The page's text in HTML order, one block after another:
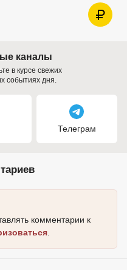
каналы
в курсе свежих
событиях дня.
Телеграм
комментарии к
.